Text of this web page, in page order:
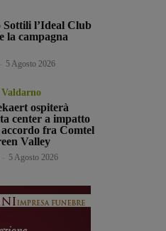
Sottili l’Ideal Club
la campagna
5 Agosto 2026
ospiterà
center a impatto
fra Comtel
Valley
5 Agosto 2026